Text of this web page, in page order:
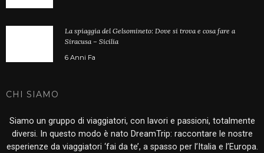
La spiaggia del Gelsomineto: Dove si trova e cosa fare a
Siracusa – Sicilia
6 Anni Fa
CHI SIAMO
Siamo un gruppo di viaggiatori, con lavori e passioni, totalmente
diversi. In questo modo è nato DreamTrip: raccontare le nostre
esperienze da viaggiatori ‘fai da te’, a spasso per l’Italia e l’Europa.